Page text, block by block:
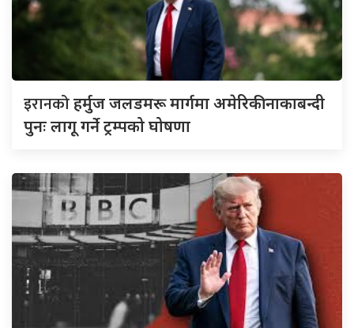
इरानकोहर्मुज जलडमरू मार्गमा अमेरिकी नाकाबन्दी
पुनः लागू गर्ने ट्रम्पको घोषणा